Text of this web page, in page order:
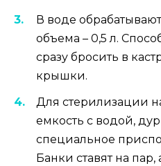
В воде
объема – 0,5 л.
сразу бросить в
крышки.
Для стерилизации
емкость с водой,
специальное
Банки ставят на